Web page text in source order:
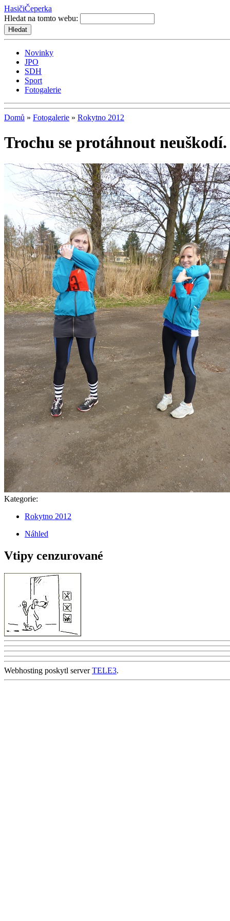
HasičiČeperka
Hledat na tomto webu:
Novinky
JPO
SDH
Sport
Fotogalerie
Domů » Fotogalerie » Rokytno 2012
Trochu se protáhnout neuškodí.
Kategorie:
Rokytno 2012
Náhled
Vtipy cenzurované
Webhosting poskytl serverTELE3.